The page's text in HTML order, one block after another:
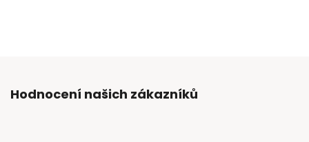
Hodnocení našich zákazníků